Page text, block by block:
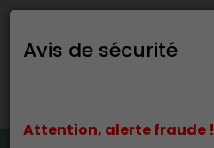
Avis de sécurité
Attention, alerte fraude !